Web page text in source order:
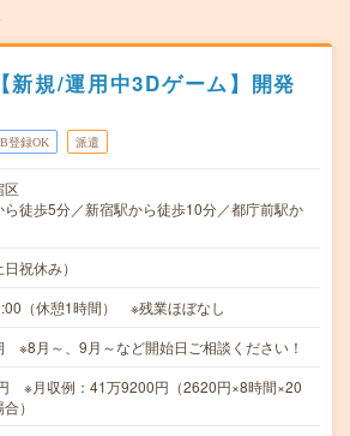
新規/運用中3Dゲーム】開発
登録OK 派遣
区
ら徒歩5分／新宿駅から徒歩10分／都庁前駅か
祝休み）
（休憩1時間） ※残業ほぼなし
※8月～、9月～など開始日ご相談ください！
※月収例：41万9200円（2620円×8時間×20
）